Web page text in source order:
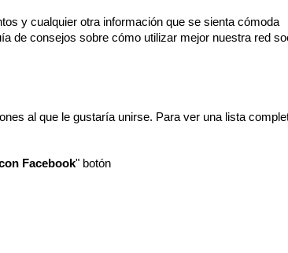
y cualquier otra información que se sienta cómoda
de consejos sobre cómo utilizar mejor nuestra red
al que le gustaría unirse. Para ver una lista
Facebook" botón